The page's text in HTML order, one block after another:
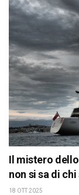
Il mistero
non si sa di
18 OTT 2025